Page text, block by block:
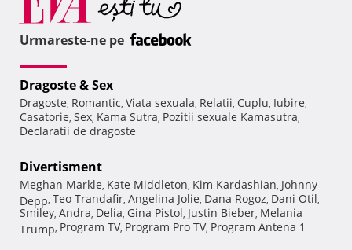
Urmareste-ne pe
Dragoste & Sex
Dragoste, Romantic, Viata sexuala, Relatii, Cuplu, Iubire,
Casatorie, Sex, Kama Sutra, Pozitii sexuale Kamasutra,
Declaratii de dragoste
Divertisment
Meghan Markle, Kate Middleton, Kim Kardashian, Johnny
Depp, Teo Trandafir, Angelina Jolie, Dana Rogoz, Dani Otil,
Smiley, Andra, Delia, Gina Pistol, Justin Bieber, Melania
Trump, Program TV, Program Pro TV, Program Antena 1